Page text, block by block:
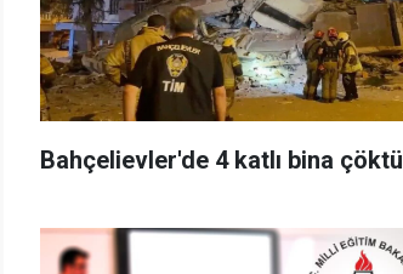
Bahçelievler'de 4 katlı bina çöktü